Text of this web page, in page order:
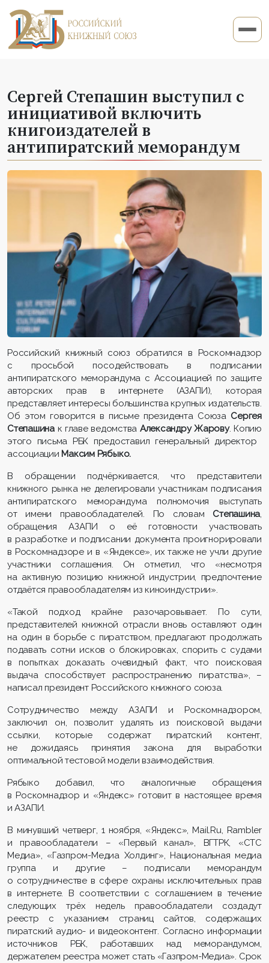
Сергей Степашин выступил с
инициативой включить
книгоиздателей в
антипиратский меморандум
Российский книжный союз обратился в Роскомнадзор
с просьбой посодействовать в подписании
антипиратского меморандума с Ассоциацией по защите
авторских прав в интернете (АЗАПИ), которая
представляет интересы большинства крупных издательств.
Об этом говорится в письме президента Союза Сергея
Степашина к главе ведомства Александру Жарову. Копию
этого письма РБК предоставил генеральный директор ​
ассоциации Максим Рябыко.
В обращении подчёркивается, что представители
книжного рынка не делегировали участникам подписания
антипиратского меморандума полномочия выступать
от имени правообладателей. По словам Степашина,
обращения АЗАПИ о её готовности участвовать
в разработке и подписании документа проигнорировали
в Роскомнадзоре и в «Яндексе», их также не учли другие
участники соглашения. Он отметил, что «несмотря
на активную позицию книжной индустрии, предпочтение
отдаётся правообладателям из киноиндустрии».
«Такой подход крайне разочаровывает. По сути,
представителей книжной отрасли вновь оставляют один
на один в борьбе с пиратством, предлагают продолжать
подавать сотни исков о блокировках, спорить с судами
в попытках доказать очевидный факт, что поисковая
выдача способствует распространению пиратства», –
написал президент Российского книжного союза.
​Сотрудничество между АЗАПИ и Роскомнадзором,
заключил он, позволит удалять из поисковой выдачи
ссылки, которые содержат пиратский контент,
не дожидаясь принятия закона для выработки
оптимальной тестовой модели взаимодействия.
Рябыко добавил, что аналогичные обращения
в Роскомнадзор и «Яндекс» готовит в настоящее время
и АЗАПИ.
В минувший четверг, 1 ноября, «Яндекс», Mail.Ru, Rambler
и правообладатели – «Первый канал», ВГТРК, «СТС
Медиа», «Газпром-Медиа Холдинг», Национальная медиа
группа и другие – подписали меморандум
о сотрудничестве в сфере охраны исключительных прав
в интернете. В соответствии с соглашением в течение
следующих трёх недель правообладатели создадут
реестр с указанием страниц сайтов, содержащих
пиратский аудио- и видеоконтент. Согласно информации
источников РБК, работавших над меморандумом,
держателем реестра может стать «Газпром-Медиа». Срок